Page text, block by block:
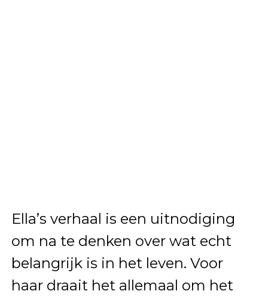
Ella’s verhaal is een uitnodiging
om na te denken over wat echt
belangrijk is in het leven. Voor
haar draait het allemaal om het